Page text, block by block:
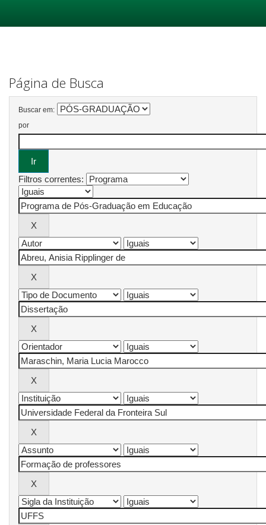
Página de Busca
Buscar em:
por
Filtros correntes: